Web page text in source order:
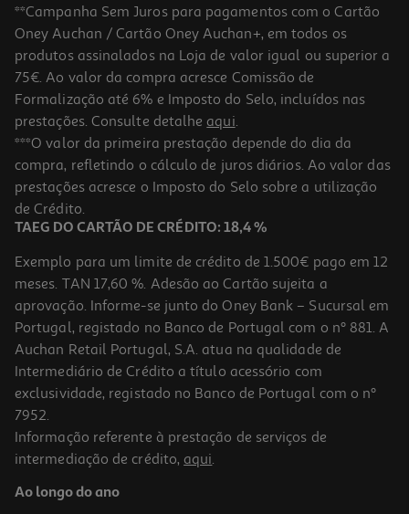
**Campanha Sem Juros para pagamentos com o Cartão
Oney Auchan / Cartão Oney Auchan+, em todos os
produtos assinalados na Loja de valor igual ou superior a
75€. Ao valor da compra acresce Comissão de
Formalização até 6% e Imposto do Selo, incluídos nas
prestações. Consulte detalhe aqui.
***O valor da primeira prestação depende do dia da
compra, refletindo o cálculo de juros diários. Ao valor das
prestações acresce o Imposto do Selo sobre a utilização
de Crédito.
TAEG DO CARTÃO DE CRÉDITO: 18,4 %
Exemplo para um limite de crédito de 1.500€ pago em 12
meses. TAN 17,60 %. Adesão ao Cartão sujeita a
aprovação. Informe-se junto do Oney Bank – Sucursal em
Portugal, registado no Banco de Portugal com o nº 881. A
Auchan Retail Portugal, S.A. atua na qualidade de
Intermediário de Crédito a título acessório com
exclusividade, registado no Banco de Portugal com o nº
7952.
Informação referente à prestação de serviços de
intermediação de crédito, aqui.
Ao longo do ano